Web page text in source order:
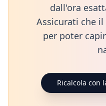
dall'ora
Assicurati che
per poter
Ricalcola con